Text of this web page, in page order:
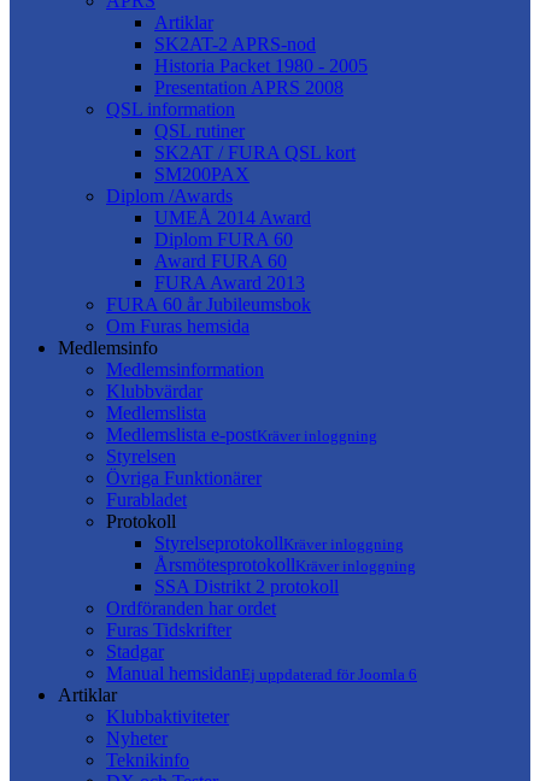
Artiklar
SK2AT-2 APRS-nod
Historia Packet 1980 - 2005
Presentation APRS 2008
QSL information
QSL rutiner
SK2AT / FURA QSL kort
SM200PAX
Diplom /Awards
UMEÅ 2014 Award
Diplom FURA 60
Award FURA 60
FURA Award 2013
FURA 60 år Jubileumsbok
Om Furas hemsida
Medlemsinfo
Medlemsinformation
Klubbvärdar
Medlemslista
Medlemslista e-postKräver inloggning
Styrelsen
Övriga Funktionärer
Furabladet
Protokoll
StyrelseprotokollKräver inloggning
ÅrsmötesprotokollKräver inloggning
SSA Distrikt 2 protokoll
Ordföranden har ordet
Furas Tidskrifter
Stadgar
Manual hemsidanEj uppdaterad för Joomla 6
Artiklar
Klubbaktiviteter
Nyheter
Teknikinfo